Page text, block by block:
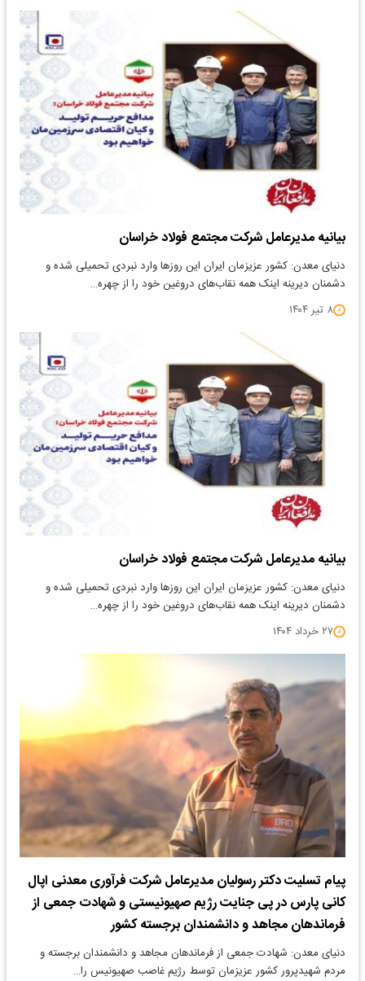
بیانیه مدیرعامل شرکت مجتمع فولاد خراسان
دنیای معدن: کشور عزیزمان ایران این روزها وارد نبردی تحمیلی شده و
دشمنان دیرینه اینک همه نقاب‌های دروغین خود را از چهره…
۸ تیر ۱۴۰۴
بیانیه مدیرعامل شرکت مجتمع فولاد خراسان
دنیای معدن: کشور عزیزمان ایران این روزها وارد نبردی تحمیلی شده و
دشمنان دیرینه اینک همه نقاب‌های دروغین خود را از چهره…
۲۷ خرداد ۱۴۰۴
پیام تسلیت دکتر رسولیان مدیرعامل شرکت فرآوری معدنی اپال
کانی پارس در پی جنایت رژیم صهیونیستی و شهادت جمعی از
فرماندهان مجاهد و دانشمندان برجسته کشور
دنیای معدن: شهادت جمعی از فرماندهان مجاهد و دانشمندان برجسته و
مردم شهیدپرور کشور عزیزمان توسط رژیم غاصب صهیونیس را…